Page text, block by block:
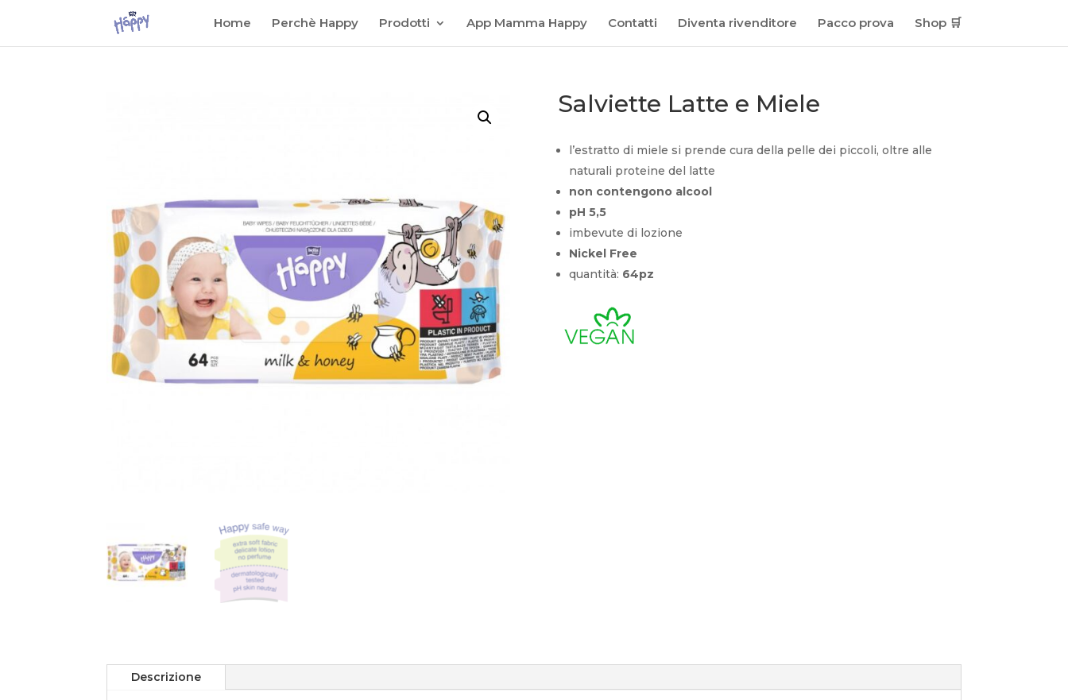
Home Perchè Happy Prodotti App Mamma Happy Contatti Diventa rivenditore Pacco prova Shop 🛒
Salviette Latte e Miele
l’estratto di miele si prende cura della pelle dei piccoli, oltre alle
naturali proteine del latte
non contengono alcool
pH 5,5
imbevute di lozione
Nickel Free
quantità: 64pz
Descrizione